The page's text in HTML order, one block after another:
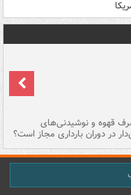
قهوه و نوشیدنی‌های
در دوران بارداری مجاز است؟